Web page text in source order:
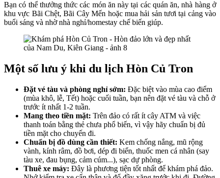
Bạn có thể thưởng thức các món ăn này tại các quán ăn, nhà hàng ở
khu vực Bãi Chệt, Bãi Cây Mến hoặc mua hải sản tươi tại cảng vào
buổi sáng và nhờ nhà nghỉ/homestay chế biến giúp.
Một số lưu ý khi du lịch Hòn Củ Tron
Đặt vé tàu và phòng nghỉ sớm: Đặc biệt vào mùa cao điểm
(mùa khô, lễ, Tết) hoặc cuối tuần, bạn nên đặt vé tàu và chỗ ở
trước ít nhất 1-2 tuần.
Mang theo tiền mặt: Trên đảo có rất ít cây ATM và việc
thanh toán bằng thẻ chưa phổ biến, vì vậy hãy chuẩn bị đủ
tiền mặt cho chuyến đi.
Chuẩn bị đồ dùng cần thiết: Kem chống nắng, mũ rộng
vành, kính râm, đồ bơi, dép đi biển, thuốc men cá nhân (say
tàu xe, đau bụng, cảm cúm...), sạc dự phòng.
Thuê xe máy: Đây là phương tiện tốt nhất để khám phá đảo.